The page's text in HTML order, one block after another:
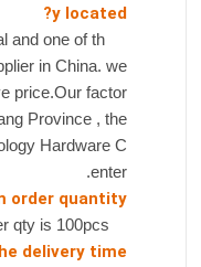
y located?
and one of th
in China. we
price.Our factor
Province , the
Hardware C
enter.
order quantity?
delivery time?